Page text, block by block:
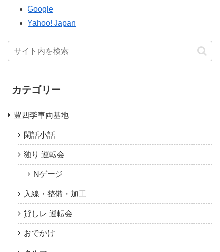
Google
Yahoo! Japan
カテゴリー
豊四季車両基地
閑話小話
独り 運転会
Nゲージ
入線・整備・加工
貸しレ 運転会
おでかけ